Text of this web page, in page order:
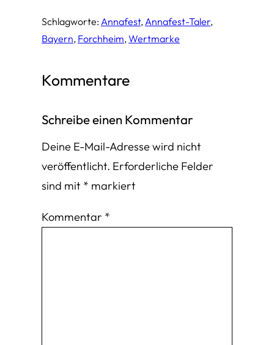
Schlagworte: Annafest, Annafest-Taler
Bayern, Forchheim, Wertmarke
Kommentare
Schreibe einen Kommentar
Deine E-Mail-Adresse wird nicht
veröffentlicht. Erforderliche Felder
sind mit * markiert
Kommentar *